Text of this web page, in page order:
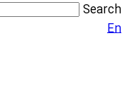
Search
En